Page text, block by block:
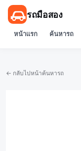
รถมือสอง
หน้าแรก ค้นหารถ
← กลับไปหน้าค้นหารถ